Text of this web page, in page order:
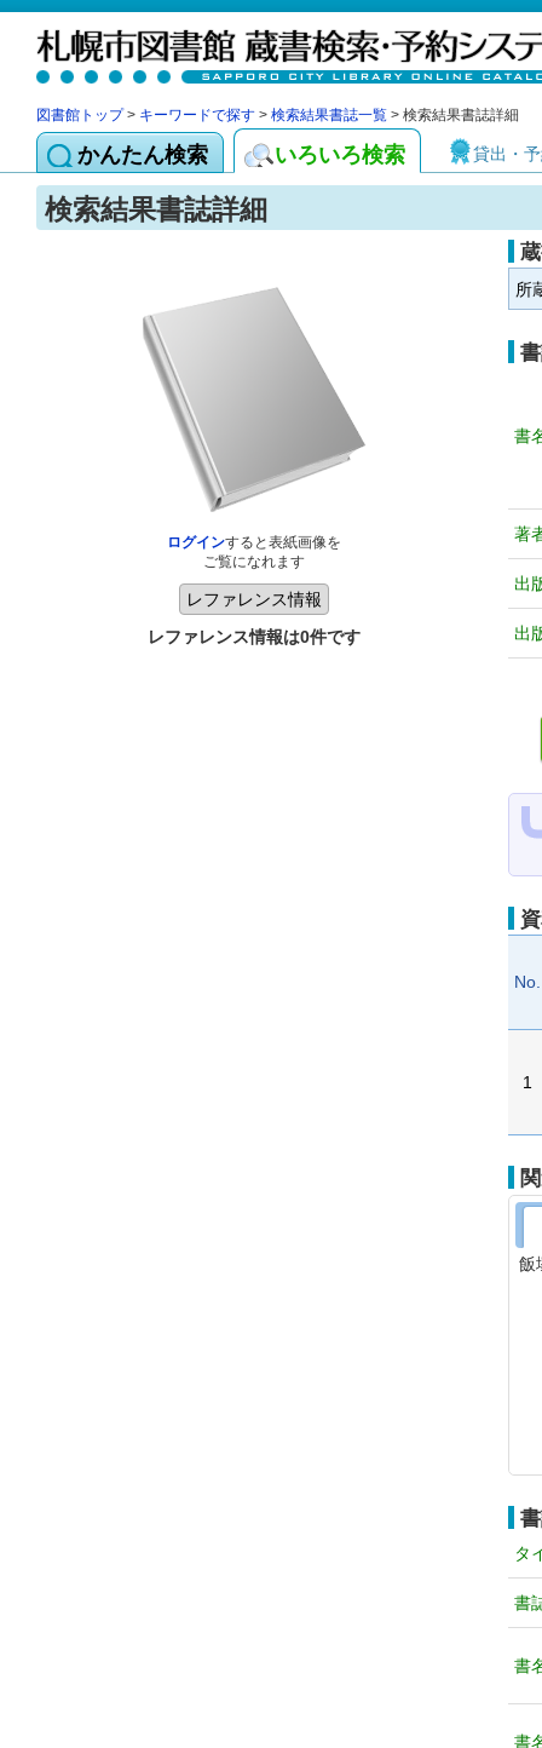
図書館トップ> キーワードで探す > 検索結果書誌一覧 > 検索結果書誌詳細
かんたん検索 いろいろ検索 貸出・
検索結果書誌詳細
ログインすると表紙画像を
ご覧になれます
レファレンス情報は0件です
所
書
著
出
出
No.
1
飯
タ
書
書
書